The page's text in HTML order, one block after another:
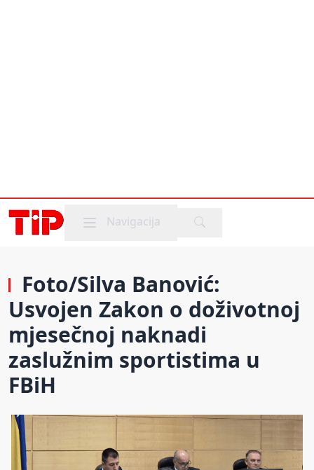
Mobile menu
Navigacija
Foto/Silva Banović:
Usvojen Zakon o doživotnoj
mjesečnoj naknadi
zaslužnim sportistima u
FBiH